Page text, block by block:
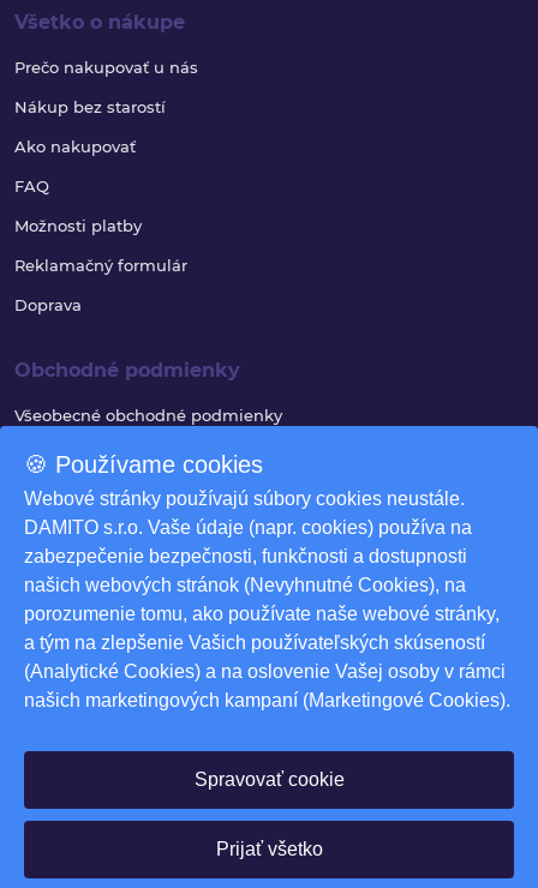
🍪 Používame cookies
Webové stránky používajú súbory cookies neustále.
DAMITO s.r.o. Vaše údaje (napr. cookies) používa na
zabezpečenie bezpečnosti, funkčnosti a dostupnosti
našich webových stránok (Nevyhnutné Cookies), na
porozumenie tomu, ako používate naše webové stránky,
a tým na zlepšenie Vašich používateľských skúseností
(Analytické Cookies) a na oslovenie Vašej osoby v rámci
našich marketingových kampaní (Marketingové Cookies).
Spravovať cookie
Prijať všetko
Všetko o nákupe
Prečo nakupovať u nás
Nákup bez starostí
Ako nakupovať
FAQ
Možnosti platby
Reklamačný formulár
Doprava
Obchodné podmienky
Všeobecné obchodné podmienky
Reklamačný poriadok
Ochrana osobných údajov
Využívanie súborov cookies
Odstúpenie od zmluvy
Odstúpenie od zmluvy - formulár
Nastavenia cookies
© 2026 DAMITO s.r.o. Všetky práva vyhradené. Powered by